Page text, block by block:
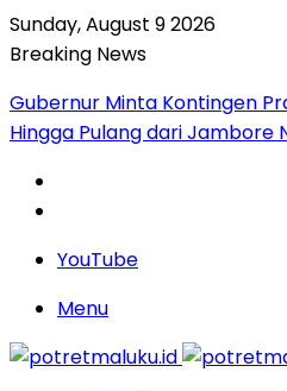
Sunday, August 9 2026
Breaking News
Gubernur Minta Kontingen
Hingga Pulang dari Jambore
YouTube
Menu